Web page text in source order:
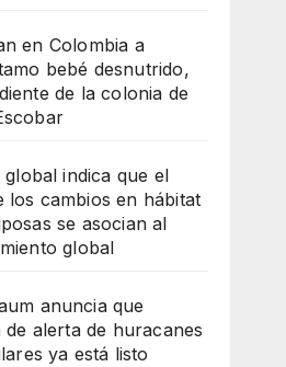
en Colombia a
bebé desnutrido,
de la colonia de
global indica que el
los cambios en hábitat
se asocian al
global
anuncia que
de alerta de huracanes
ya está listo